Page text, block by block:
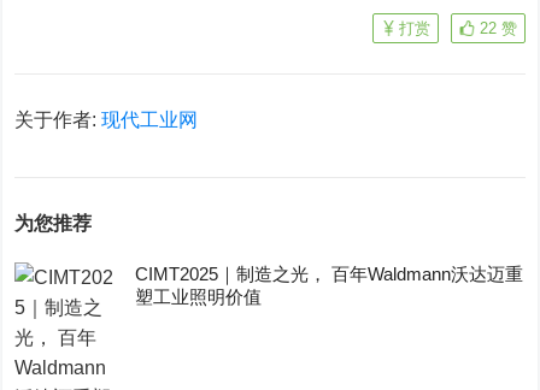
22 赞
打赏
关于作者:现代工业网
为您推荐
CIMT2025｜制造之光， 百年Waldmann沃达迈重
塑工业照明价值